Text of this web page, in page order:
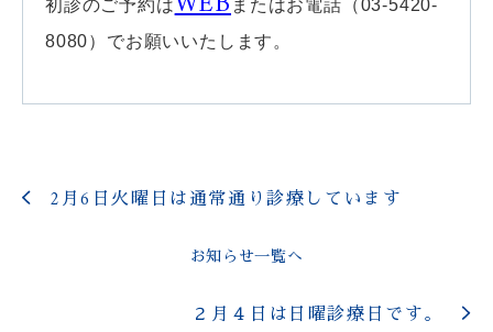
初診のご予約は
またはお電話（03-5420-
8080）でお願いいたします。
2月6日火曜日は通常通り診療しています
お知らせ一覧へ
２月４日は日曜診療日です。